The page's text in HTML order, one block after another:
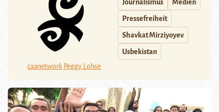
caanetwork Peggy Lohse
Journalismus Medien
Pressefreiheit
Shavkat Mirziyoyev
Usbekistan